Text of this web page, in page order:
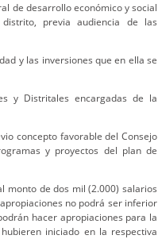
de desarrollo económico y social
previa audiencia de las
y las inversiones que en ella se
y Distritales encargadas de la
concepto favorable del Consejo
y proyectos del plan de
monto de dos mil (2.000) salarios
no podrá ser inferior
hacer apropiaciones para la
iniciado en la respectiva